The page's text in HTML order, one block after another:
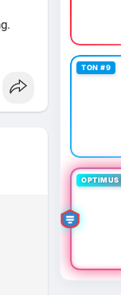
TON #9
OPTIMUS